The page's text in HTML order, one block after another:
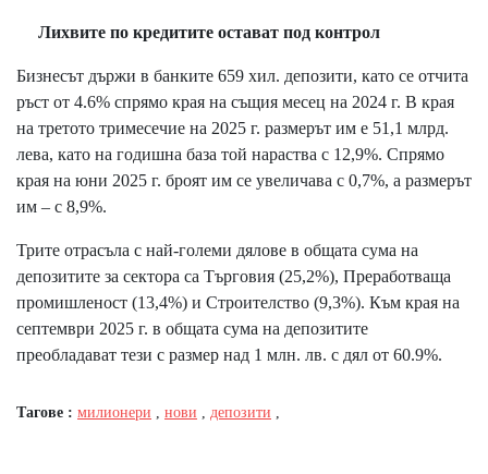
Лихвите по кредитите остават под контрол
Бизнесът държи в банките 659 хил. депозити, като се отчита
ръст от 4.6% спрямо края на същия месец на 2024 г. В края
на третото тримесечие на 2025 г. размерът им е 51,1 млрд.
лева, като на годишна база той нараства с 12,9%. Спрямо
края на юни 2025 г. броят им се увеличава с 0,7%, а размерът
им – с 8,9%.
Трите отрасъла с най-големи дялове в общата сума на
депозитите за сектора са Търговия (25,2%), Преработваща
промишленост (13,4%) и Строителство (9,3%). Към края на
септември 2025 г. в общата сума на депозитите
преобладават тези с размер над 1 млн. лв. с дял от 60.9%.
Тагове : милионери , нови , депозити ,